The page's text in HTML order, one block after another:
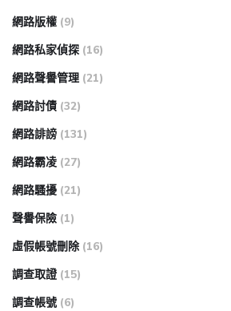
網路版權 (9)
網路私家偵探 (16)
網路聲譽管理 (21)
網路討債 (32)
網路誹謗 (131)
網路霸凌 (27)
網路騷擾 (21)
聲譽保險 (1)
虛假帳號刪除 (16)
調查取證 (15)
調查帳號 (6)